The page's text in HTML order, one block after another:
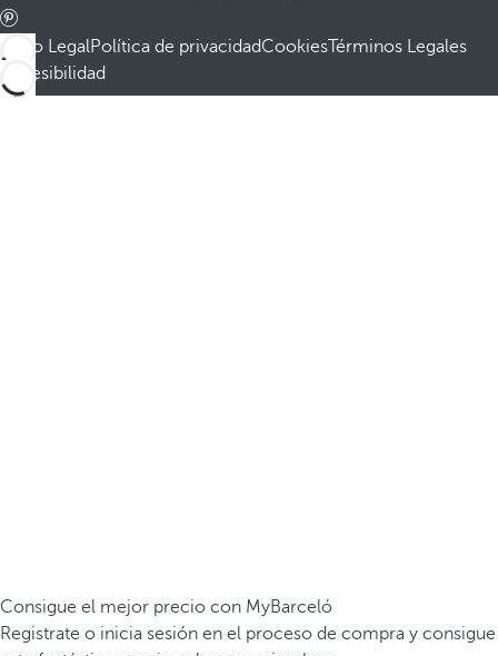
Aviso LegalPolítica de privacidadCookiesTérminos Legales
Accesibilidad
Consigue el mejor precio con MyBarceló
Registrate o inicia sesión en el proceso de compra y consigue